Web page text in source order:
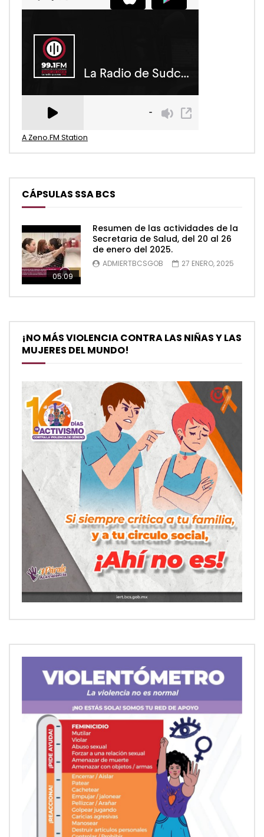
A Zeno.FM Station
CÁPSULAS SSA BCS
05:09
Resumen de las actividades de la
Secretaria de Salud, del 20 al 26
de enero del 2025.
ADMIERTBCSGOB 27 ENERO, 2025
¡NO MÁS VIOLENCIA CONTRA LAS NIÑAS Y LAS
MUJERES DEL MUNDO!